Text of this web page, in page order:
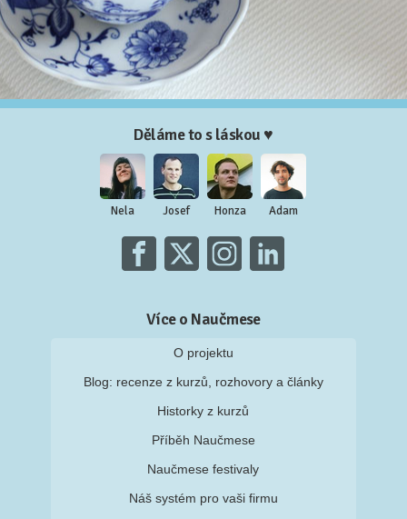
Děláme to s láskou ♥
Nela Josef Honza Adam
Více o Naučmese
O projektu
Blog: recenze z kurzů, rozhovory a články
Historky z kurzů
Příběh Naučmese
Naučmese festivaly
Náš systém pro vaši firmu